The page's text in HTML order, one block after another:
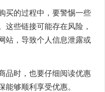
买的过程中，要警惕一些
这些链接可能存在风险，
站，导致个人信息泄露或
品时，也要仔细阅读优惠
能够顺利享受优惠。